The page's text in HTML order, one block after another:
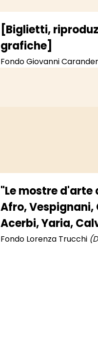
[Biglietti,
grafiche]
Fondo Giovanni
"Le mostre d'arte
Afro, Vespignani,
Acerbi, Yaria,
Fondo Lorenza Trucchi